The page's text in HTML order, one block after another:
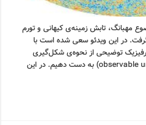
مهبانگ، تابش زمینه‌ی کیهانی و تورم
گرفت. در این ویدئو سعی شده است با
توضیحی از نحوه‌ی شکل‌گیری
جهانی که ما می‌شناسیم (observable universe) به دست دهیم. در این